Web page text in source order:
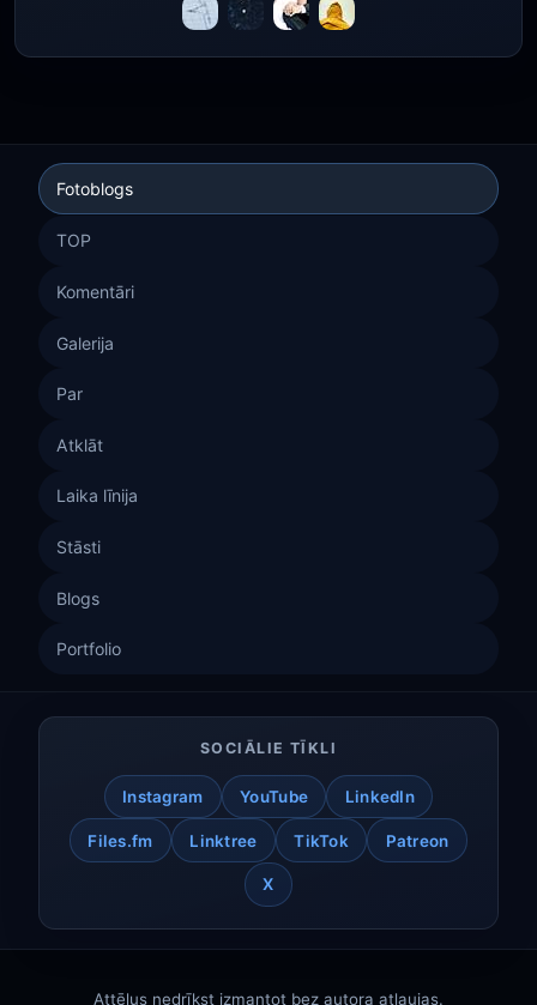
Fotoblogs
TOP
Komentāri
Galerija
Par
Atklāt
Laika līnija
Stāsti
Blogs
Portfolio
SOCIĀLIE TĪKLI
Instagram YouTube LinkedIn
Files.fm Linktree TikTok Patreon
X
Attēlus nedrīkst izmantot bez autora atļaujas.